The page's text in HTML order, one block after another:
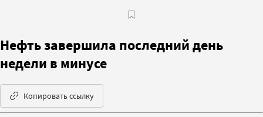
Нефть завершила последний день
недели в минусе
Копировать ссылку